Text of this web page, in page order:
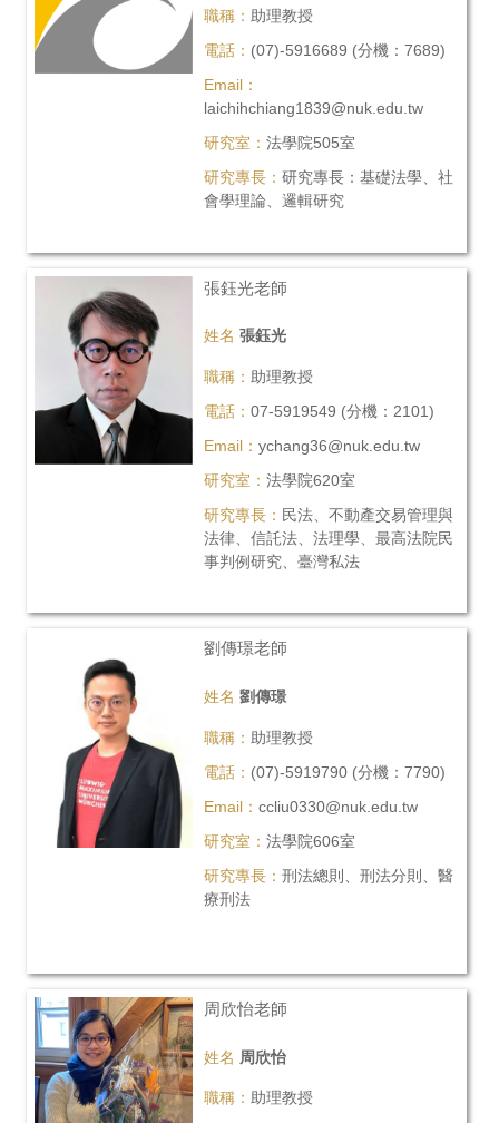
職稱：助理教授
電話： (07)-5916689 (分機：7689)
Email：
laichihchiang1839@nuk.edu.tw
研究室：法學院505室
研究專長：研究專長：基礎法學、社
會學理論、邏輯研究
張鈺光老師
姓名 張鈺光
職稱： 助理教授
電話：07-5919549 (分機：2101)
Email：ychang36@nuk.edu.tw
研究室：法學院620室
研究專長： 民法、不動產交易管理與
法律、信託法、法理學、最高法院民
事判例研究、臺灣私法
劉傳璟老師
姓名 劉傳璟
職稱： 助理教授
電話： (07)-5919790 (分機：7790)
Email：ccliu0330@nuk.edu.tw
研究室：法學院606室
研究專長：刑法總則、刑法分則、醫
療刑法
周欣怡老師
姓名 周欣怡
職稱：助理教授